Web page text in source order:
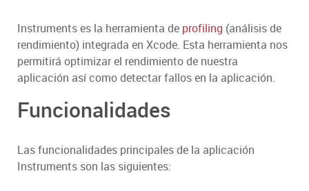
Instruments es la herramienta de profiling (análisis de
rendimiento) integrada en Xcode. Esta herramienta nos
permitirá optimizar el rendimiento de nuestra
aplicación así como detectar fallos en la aplicación.
Funcionalidades
Las funcionalidades principales de la aplicación
Instruments son las siguientes: